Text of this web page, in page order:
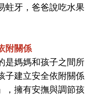
蛀牙，爸爸說吃水果
附關係
是媽媽和孩子之間所
子建立安全依附關係
，擁有安撫與調節孩